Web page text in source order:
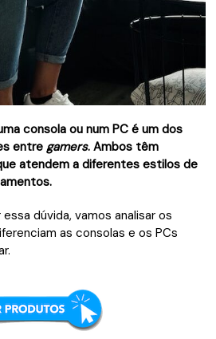
consola ou num PC é um dos
entregamers. Ambos têm
atendem a diferentes estilos de
dúvida, vamos analisar os
as consolas e os PCs